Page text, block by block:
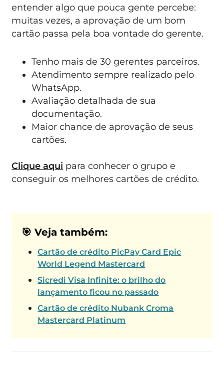
entender algo que pouca gente percebe:
muitas vezes, a aprovação de um bom
cartão passa pela boa vontade do gerente.
Tenho mais de 30 gerentes parceiros.
Atendimento sempre realizado pelo
WhatsApp.
Avaliação detalhada de sua
documentação.
Maior chance de aprovação de seus
cartões.
Clique aqui para conhecer o grupo e
conseguir os melhores cartões de crédito.
🎯 Veja também:
Cartão de crédito PicPay Card Epic
World Legend Mastercard
Sicredi Visa Infinite: o brilho do
lançamento ficou no passado
Cartão de crédito Nubank Croma
Mastercard Platinum